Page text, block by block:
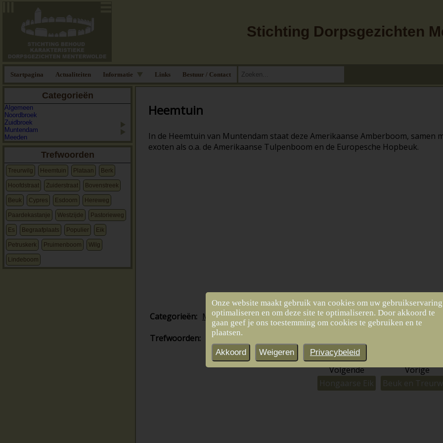
Stichting Dorpsgezichten
Startpagina Actualiteiten Informatie Links Bestuur / Contact
Categorieën
Algemeen
Noordbroek
Zuidbroek
Muntendam
Meeden
Trefwoorden
Treurwilg Heemtuin Plataan Berk
Hoofdstraat Zuiderstraat Bovenstreek
Beuk Cypres Esdoorn Hereweg
Paardekastanje Westzijde Pastorieweg
Es Begraafplaats Populier Eik
Petruskerk Pruimenboom Wilg
Lindeboom
Heemtuin
In de Heemtuin van Muntendam staat deze Amerikaanse Amberboom, samen
exoten als o.a. de Amerikaanse Tulpenboom en de Europesche Hopbeuk.
Categorieën: Muntendam
Trefwoorden:
Heemtuin
Volgende
Hongaarse Eik
Vorige
Beuk en
Onze website maakt gebruik van cookies om uw
optimaliseren en om deze site te optimaliseren. Door akkoord te
gaan geef je ons toestemming om cookies te gebruiken en te
plaatsen.
Akkoord Weigeren Privacybeleid